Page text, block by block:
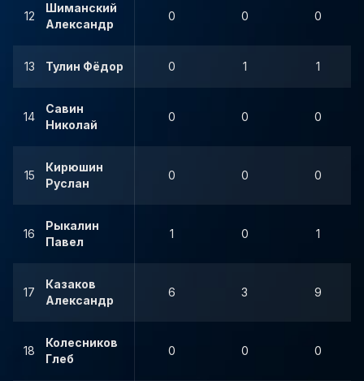
12
Шиманский
Александр
0 0 0
13 Тулин Фёдор 0 1 1
14
Савин
Николай
0 0 0
15
Кирюшин
Руслан
0 0 0
16
Рыкалин
Павел
1 0 1
17
Казаков
Александр
6 3 9
18
Колесников
Глеб
0 0 0